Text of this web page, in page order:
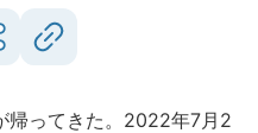
帰ってきた。2022年7月2